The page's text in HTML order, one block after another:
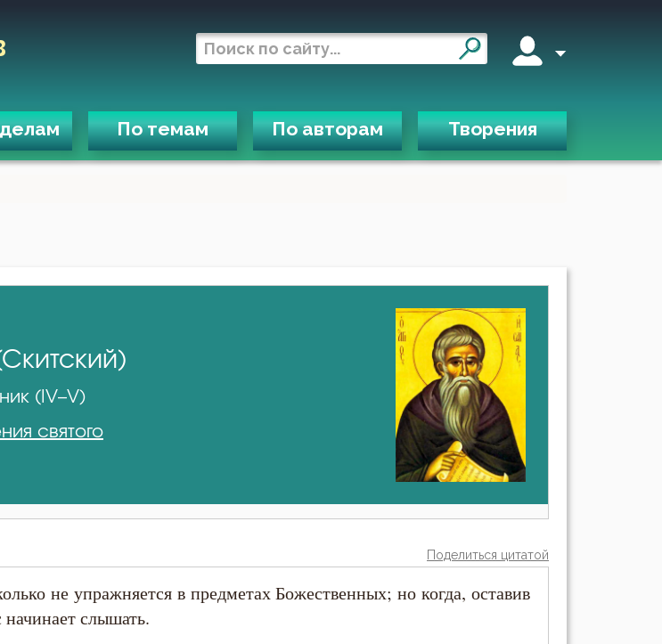
По темам По авторам Творения
(IV–V)
святого
Поделиться цитатой
не упражняется в предметах Божественных; но когда, оставив
начинает слышать.